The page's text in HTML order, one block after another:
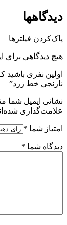
دیدگاهها
پاک‌کردن فیلترها
هیچ دیدگاهی
اولین نفری باشید
نارنجی خط زرد”
نشانی ایمیل شما
علامت‌گذاری
امتیاز شما *
دیدگاه شما *